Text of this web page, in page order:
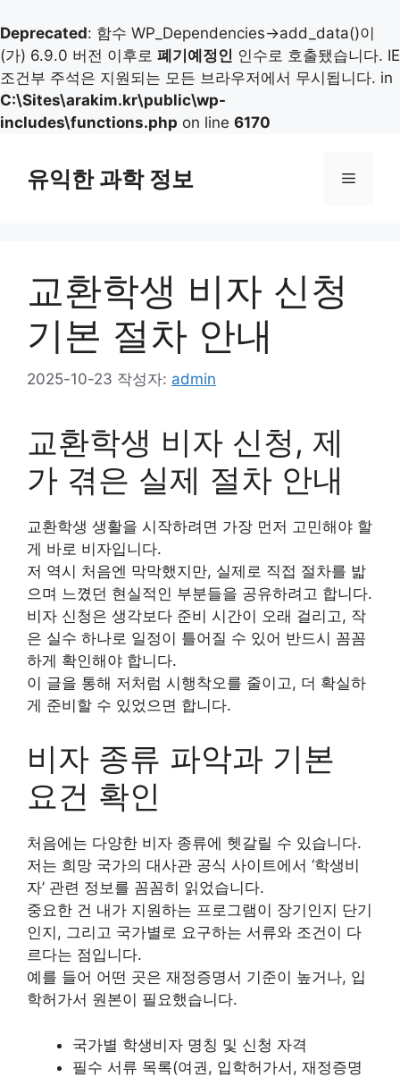
Deprecated: 함수 WP_Dependencies->add_data()이
(가) 6.9.0 버전 이후로 폐기예정인 인수로 호출됐습니다. IE
조건부 주석은 지원되는 모든 브라우저에서 무시됩니다. in
C:\Sites\arakim.kr\public\wp-
includes\functions.php on line 6170
유익한 과학 정보 메
교환학생 비자 신청
기본 절차 안내
2025-10-23 작성자: admin
교환학생 비자 신청, 제
가 겪은 실제 절차 안내
교환학생 생활을 시작하려면 가장 먼저 고민해야 할
게 바로 비자입니다.
저 역시 처음엔 막막했지만, 실제로 직접 절차를 밟
으며 느꼈던 현실적인 부분들을 공유하려고 합니다.
비자 신청은 생각보다 준비 시간이 오래 걸리고, 작
은 실수 하나로 일정이 틀어질 수 있어 반드시 꼼꼼
하게 확인해야 합니다.
이 글을 통해 저처럼 시행착오를 줄이고, 더 확실하
게 준비할 수 있었으면 합니다.
비자 종류 파악과 기본
요건 확인
처음에는 다양한 비자 종류에 헷갈릴 수 있습니다.
저는 희망 국가의 대사관 공식 사이트에서 ‘학생비
자’ 관련 정보를 꼼꼼히 읽었습니다.
중요한 건 내가 지원하는 프로그램이 장기인지 단기
인지, 그리고 국가별로 요구하는 서류와 조건이 다
르다는 점입니다.
예를 들어 어떤 곳은 재정증명서 기준이 높거나, 입
학허가서 원본이 필요했습니다.
국가별 학생비자 명칭 및 신청 자격
필수 서류 목록(여권, 입학허가서, 재정증명